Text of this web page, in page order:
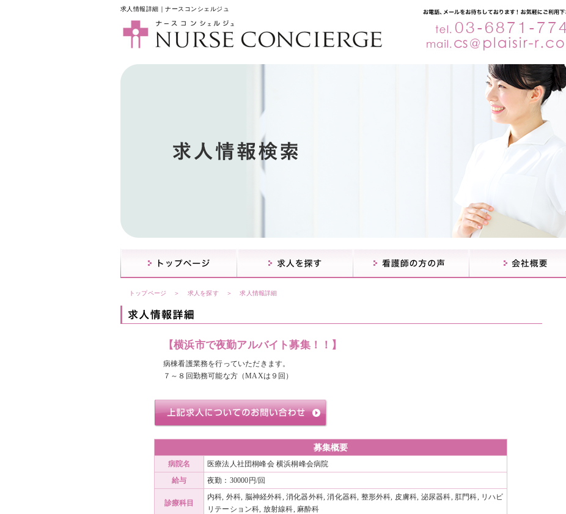
求人情報詳細｜ナースコンシェルジュ
トップページ ＞ 求人を探す ＞ 求人情報詳細
【横浜市で夜勤アルバイト募集！！】
病棟看護業務を行っていただきます。
７～８回勤務可能な方（MAXは９回）
募集概要
病院名
医療法人社団桐峰会 横浜桐峰会病院
給与
夜勤：30000円/回
診療科目
内科, 外科, 脳神経外科, 消化器外科, 消化器科, 整形外科, 皮膚科, 泌尿器科, 肛門科, リハビ
リテーション科, 放射線科, 麻酔科